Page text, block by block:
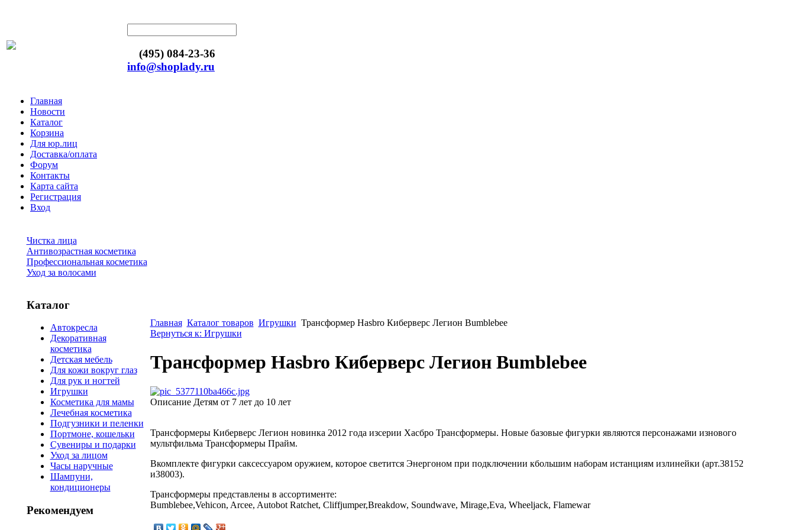
(495) 084-23-36
info@shoplady.ru
Главная
Новости
Каталог
Корзина
Для юр.лиц
Доставка/оплата
Форум
Контакты
Карта сайта
Регистрация
Вход
Чистка лица
Антивозрастная косметика
Профессиональная косметика
Уход за волосами
Каталог
Автокресла
Декоративная
косметика
Детская мебель
Для кожи вокруг глаз
Для рук и ногтей
Игрушки
Косметика для мамы
Лечебная косметика
Подгузники и пеленки
Портмоне, кошельки
Сувениры и подарки
Уход за лицом
Часы наручные
Шампуни,
кондиционеры
Рекомендуем
Главная Каталог товаров Игрушки Трансформер Hasbro Киберверс Легион Bumblebee
Вернуться к: Игрушки
Трансформер Hasbro Киберверс Легион Bumblebee
ОписаниеДетям от 7 лет до 10 лет
Трансформеры Киберверс Легион новинка 2012 года изсерии Хасбро Трансформеры. Новые базовые фигурки являются персонажами изнового
мультфильма Трансформеры Прайм.
Вкомплекте фигурки саксессуаром оружием, которое светится Энергоном при подключении кбольшим наборам истанциям излинейки (арт.38152
и38003).
Трансформеры представлены в ассортименте:
Bumblebee,Vehicon, Arcee, Autobot Ratchet, Cliffjumper,Breakdow, Soundwave, Mirage,Eva, Wheeljack, Flamewar